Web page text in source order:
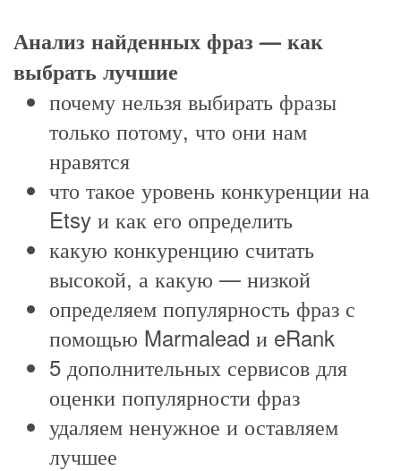
Анализ найденных фраз — как
выбрать лучшие
почему нельзя выбирать фразы
только потому, что они нам
нравятся
что такое уровень конкуренции на
Etsy и как его определить
какую конкуренцию считать
высокой, а какую — низкой
определяем популярность фраз с
помощью Marmalead и eRank
5 дополнительных сервисов для
оценки популярности фраз
удаляем ненужное и оставляем
лучшее